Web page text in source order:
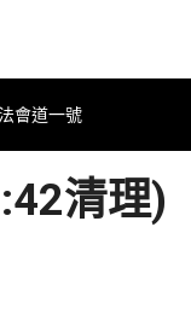
會道一號
清理)